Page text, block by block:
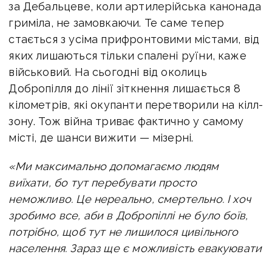
за Дебальцеве, коли артилерійська канонада
гриміла, не замовкаючи. Те саме тепер
стається з усіма прифронтовими містами, від
яких лишаються тільки спалені руїни, каже
військовий. На сьогодні від околиць
Добропілля до лінії зіткнення лишається 8
кілометрів, які окупанти перетворили на кілл-
зону. Тож війна триває фактично у самому
місті, де шанси вижити — мізерні.
«Ми максимально допомагаємо людям
виїхати, бо тут перебувати просто
неможливо. Це нереально, смертельно. І хоч
зробимо все, аби в Добропіллі не було боїв,
потрібно, щоб тут не лишилося цивільного
населення. Зараз ще є можливість евакуювати